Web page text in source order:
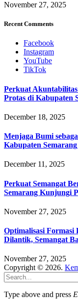
November 27, 2025
Recent Comments
Facebook
Instagram
YouTube
TikTok
Perkuat
Protas di Kabupaten
December 18, 2025
Menjaga Bumi
Kabupaten
December 11, 2025
Perkuat Semangat
Semarang Kunjungi
November 27, 2025
Optimalisasi Formasi
Dilantik, Semangat
November 27, 2025
Copyright © 2026.
Type above and press